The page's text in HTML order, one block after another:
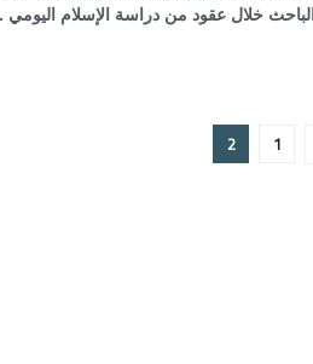
خلال عقود من دراسة الإسلام اليومي
1
2